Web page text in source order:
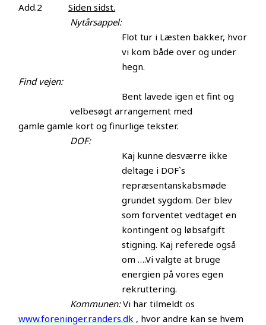
Add.2Siden sidst.
Nytårsappel:
Flot tur i Læsten bakker, hvor
vi kom både over og under
hegn.
Find vejen:
Bent lavede igen et fint og
velbesøgt arrangement med
gamle gamle kort og finurlige tekster.
DOF:
Kaj kunne desværre ikke
deltage i DOF`s
repræsentanskabsmøde
grundet sygdom. Der blev
som forventet vedtaget en
kontingent og løbsafgift
stigning. Kaj referede også
om ….Vi valgte at bruge
energien på vores egen
rekruttering.
Kommunen:Vi har tilmeldt os
www.foreninger.randers.dk , hvor andre kan se hvem